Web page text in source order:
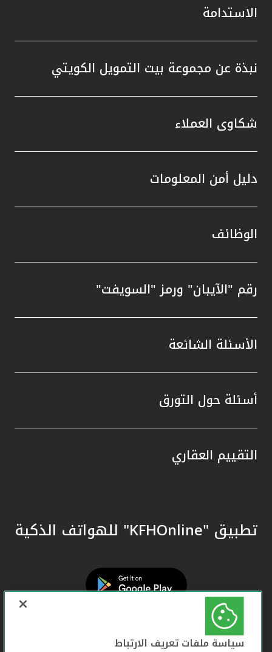
الاستدامة
نبذة عن مجموعة بيت التمويل الكويتي
شكاوى العملاء
دليل أمن المعلومات
الوظائف
رقم "الآيبان" ورمز "السويفت"
الأسئلة الشائعة
أسئلة حول التورق
التقييم العقاري
تطبيق "KFHOnline" للهواتف الذكية
سياسة ملفات تعريف الارتباط